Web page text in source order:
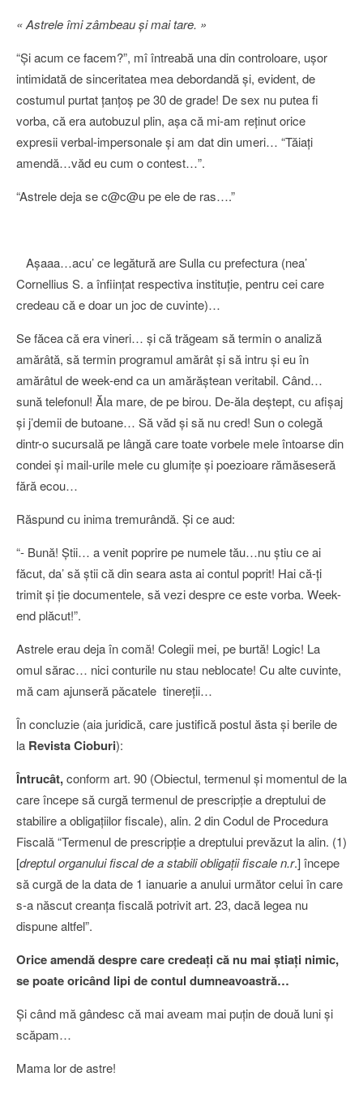
« Astrele îmi zâmbeau şi mai tare. »
“Şi acum ce facem?”, mî întreabă una din controloare, uşor
intimidată de sinceritatea mea debordandă şi, evident, de
costumul purtat ţanţoş pe 30 de grade! De sex nu putea fi
vorba, că era autobuzul plin, aşa că mi-am reţinut orice
expresii verbal-impersonale şi am dat din umeri… “Tăiaţi
amendă…văd eu cum o contest…”.
“Astrele deja se c@c@u pe ele de ras….”
Aşaaa…acu’ ce legătură are Sulla cu prefectura (nea’
Cornellius S. a înfiinţat respectiva instituţie, pentru cei care
credeau că e doar un joc de cuvinte)…
Se făcea că era vineri… şi că trăgeam să termin o analiză
amărâtă, să termin programul amărât şi să intru şi eu în
amărâtul de week-end ca un amărăştean veritabil. Când…
sună telefonul! Ăla mare, de pe birou. De-ăla deştept, cu afişaj
şi j’demii de butoane… Să văd şi să nu cred! Sun o colegă
dintr-o sucursală pe lângă care toate vorbele mele întoarse din
condei şi mail-urile mele cu glumiţe şi poezioare rămăseseră
fără ecou…
Răspund cu inima tremurândă. Şi ce aud:
“- Bună! Ştii… a venit poprire pe numele tău…nu ştiu ce ai
făcut, da’ să ştii că din seara asta ai contul poprit! Hai că-ţi
trimit şi ţie documentele, să vezi despre ce este vorba. Week-
end plăcut!”.
Astrele erau deja în comă! Colegii mei, pe burtă! Logic! La
omul sărac… nici conturile nu stau neblocate! Cu alte cuvinte,
mă cam ajunseră păcatele tinereţii…
În concluzie (aia juridică, care justifică postul ăsta şi berile de
la Revista Cioburi):
Întrucât,conform art. 90 (Obiectul, termenul şi momentul de la
care începe să curgă termenul de prescripţie a dreptului de
stabilire a obligaţiilor fiscale), alin. 2 din Codul de Procedura
Fiscală “Termenul de prescripţie a dreptului prevăzut la alin. (1)
[dreptul organului fiscal de a stabili obligaţii fiscale n.r.] începe
să curgă de la data de 1 ianuarie a anului următor celui în care
s-a născut creanţa fiscală potrivit art. 23, dacă legea nu
dispune altfel”.
Orice amendă despre care credeaţi că nu mai ştiaţi nimic,
se poate oricând lipi de contul dumneavoastră…
Şi când mă gândesc că mai aveam mai puţin de două luni şi
scăpam…
Mama lor de astre!